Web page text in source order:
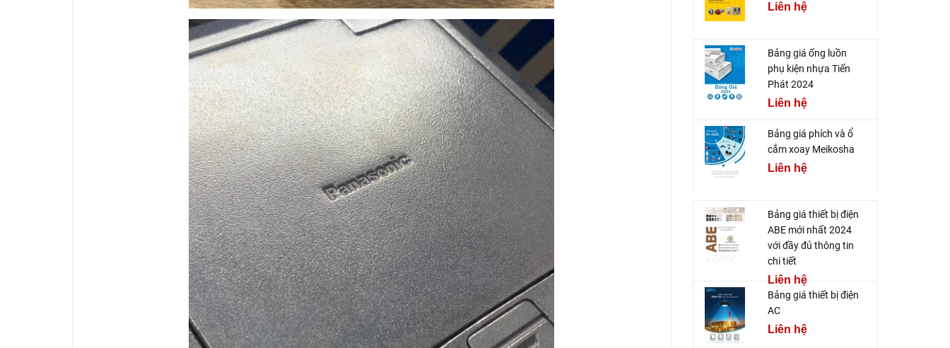
Liên hệ
Bảng giá ống luồn
phụ kiện nhựa Tiến
Phát 2024
Liên hệ
Bảng giá phích và ổ
cắm xoay Meikosha
Liên hệ
Bảng giá thiết bị điện
ABE mới nhất 2024
với đầy đủ thông tin
chi tiết
Liên hệ
Bảng giá thiết bị điện
AC
Liên hệ